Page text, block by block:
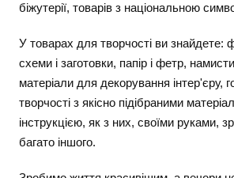
біжутерії, товарів з національною
У товарах для творчості ви знайдете:
схеми і заготовки, папір і фетр,
матеріали для декорування інтер'єру,
творчості з якісно підібраними
інструкцією, як з них, своїми руками,
багато іншого.